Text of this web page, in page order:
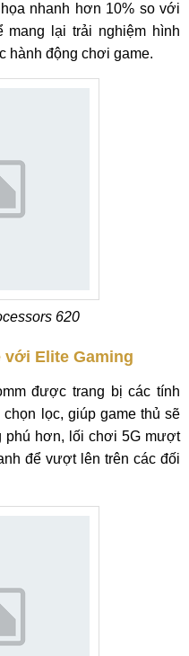
nhanh hơn 10% so với
mang lại trải nghiệm hình
hành động chơi game.
620
với Elite Gaming
được trang bị các tính
lọc, giúp game thủ sẽ
phú hơn, lối chơi 5G mượt
để vượt lên trên các đối